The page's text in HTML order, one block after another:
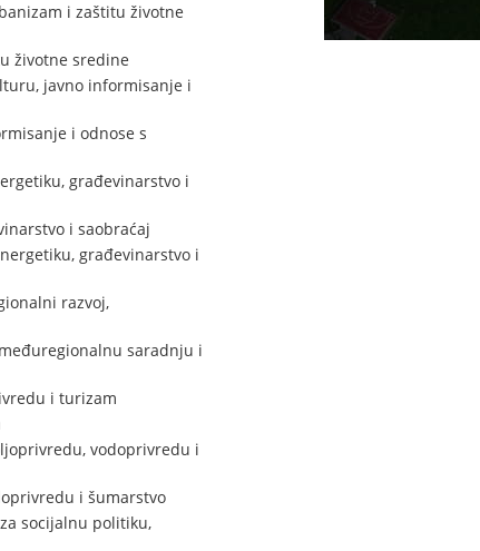
i zaštitu životne
životne sredine
javno informisanje i
i odnose s
građevinarstvo i
i saobraćaj
građevinarstvo i
razvoj,
saradnju i
i turizam
vodoprivredu i
i šumarstvo
socijalnu politiku,